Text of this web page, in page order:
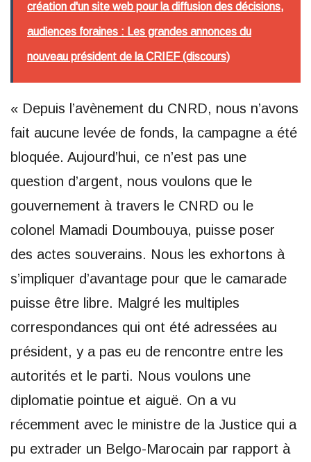
création d'un site web pour la diffusion des décisions,
audiences foraines : Les grandes annonces du
nouveau président de la CRIEF (discours)
« Depuis l’avènement du CNRD, nous n’avons
fait aucune levée de fonds, la campagne a été
bloquée. Aujourd’hui, ce n’est pas une
question d’argent, nous voulons que le
gouvernement à travers le CNRD ou le
colonel Mamadi Doumbouya, puisse poser
des actes souverains. Nous les exhortons à
s’impliquer d’avantage pour que le camarade
puisse être libre. Malgré les multiples
correspondances qui ont été adressées au
président, y a pas eu de rencontre entre les
autorités et le parti. Nous voulons une
diplomatie pointue et aiguë. On a vu
récemment avec le ministre de la Justice qui a
pu extrader un Belgo-Marocain par rapport à